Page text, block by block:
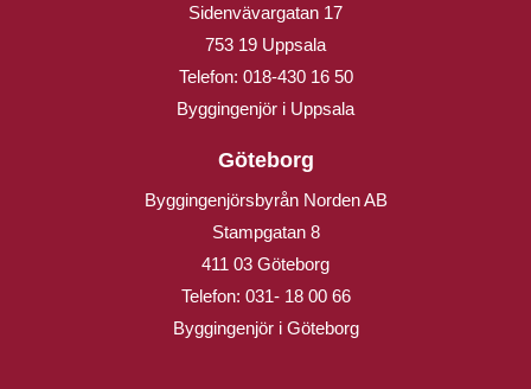
Sidenvävargatan 17
753 19 Uppsala
Telefon: 018-430 16 50
Byggingenjör i Uppsala
Göteborg
Byggingenjörsbyrån Norden AB
Stampgatan 8
411 03 Göteborg
Telefon: 031- 18 00 66
Byggingenjör i Göteborg